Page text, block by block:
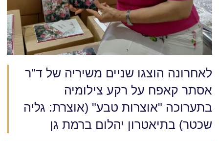
לאחרונה הוצגו שניים משיריה של ד"ר
אסתר קאפח על רקע צילומיה
בתערוכה "אוצרות טבע" (אוצרת: גליה
שכטר) בתיאטרון יהלום ברמת גן